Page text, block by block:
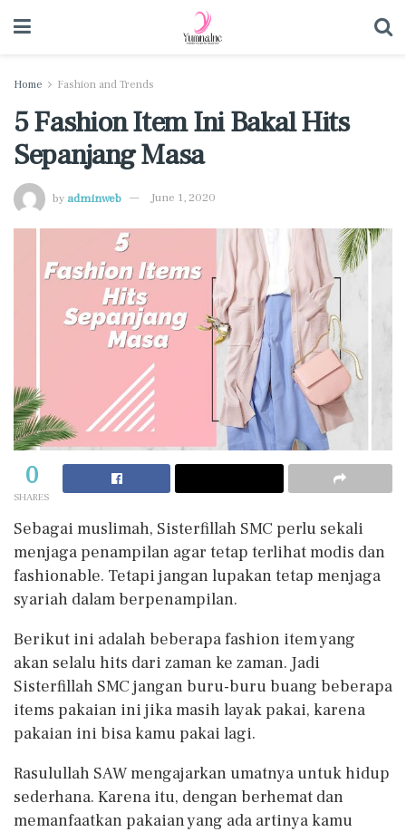
Home Fashion and Trends
5 Fashion Item Ini Bakal Hits
Sepanjang Masa
by adminweb June 1, 2020
0
SHARES
Sebagai muslimah, Sisterfillah SMC perlu sekali
menjaga penampilan agar tetap terlihat modis dan
fashionable. Tetapi jangan lupakan tetap menjaga
syariah dalam berpenampilan.
Berikut ini adalah beberapa fashion item yang
akan selalu hits dari zaman ke zaman. Jadi
Sisterfillah SMC jangan buru-buru buang beberapa
items pakaian ini jika masih layak pakai, karena
pakaian ini bisa kamu pakai lagi.
Rasulullah SAW mengajarkan umatnya untuk hidup
sederhana. Karena itu, dengan berhemat dan
memanfaatkan pakaian yang ada artinya kamu